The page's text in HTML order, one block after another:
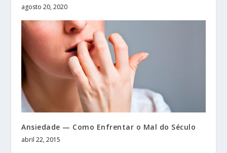
agosto 20, 2020
Ansiedade — Como Enfrentar o Mal do Século
abril 22, 2015